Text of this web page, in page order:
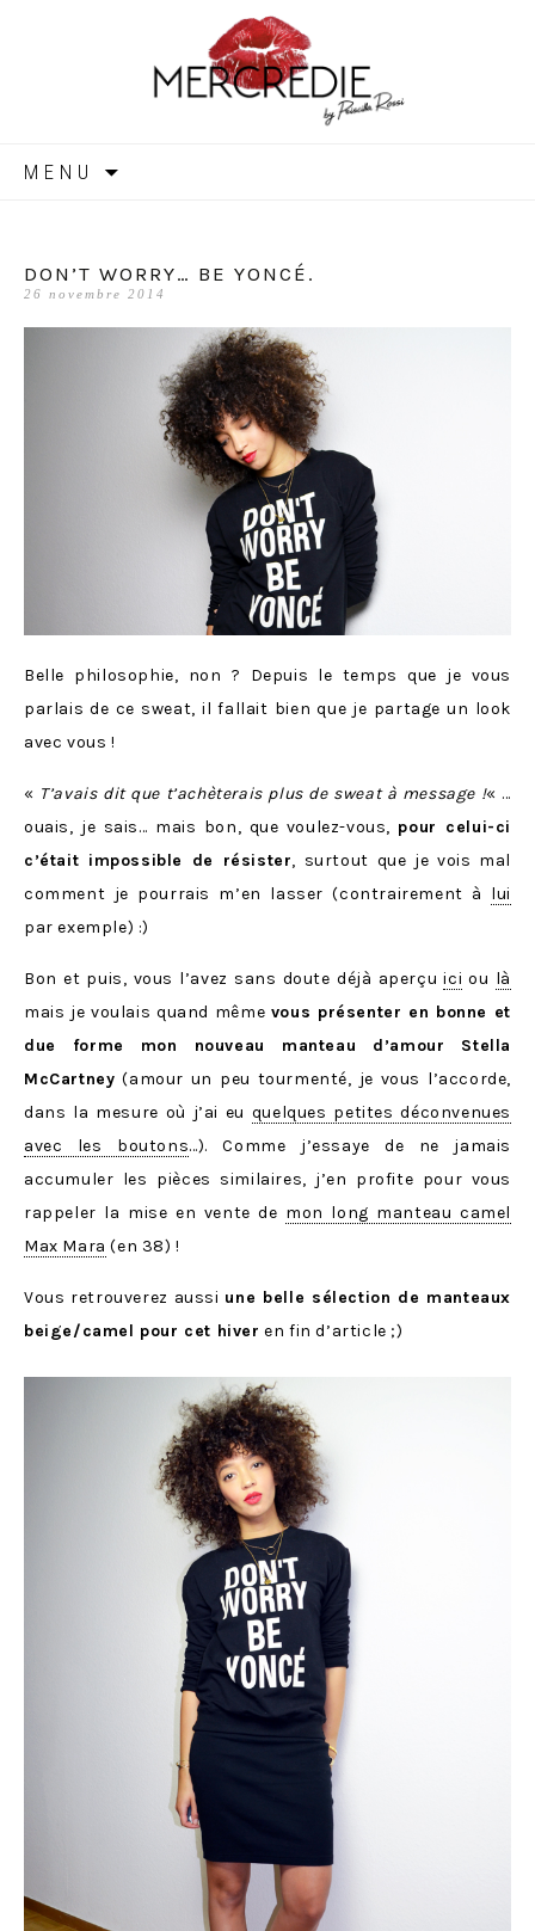
MERCREDIE
MENU
DON’T WORRY… BE YONCÉ.
26 novembre 2014
Belle philosophie, non ? Depuis le temps que je vous
parlais de ce sweat, il fallait bien que je partage un look
avec vous !
« T’avais dit que t’achèterais plus de sweat à message !« …
ouais, je sais… mais bon, que voulez-vous, pour celui-ci
c’était impossible de résister, surtout que je vois mal
comment je pourrais m’en lasser (contrairement à lui
par exemple) :)
Bon et puis, vous l’avez sans doute déjà aperçuici ou là
mais je voulais quand même vous présenter en bonne et
due forme mon nouveau manteau d’amour Stella
McCartney (amour un peu tourmenté, je vous l’accorde,
dans la mesure où j’ai eu quelques petites déconvenues
avec les boutons…). Comme j’essaye de ne jamais
accumuler les pièces similaires, j’en profite pour vous
rappeler la mise en vente de mon long manteau camel
Max Mara (en 38) !
Vous retrouverez aussi une belle sélection de manteaux
beige/camel pour cet hiver en fin d’article ;)